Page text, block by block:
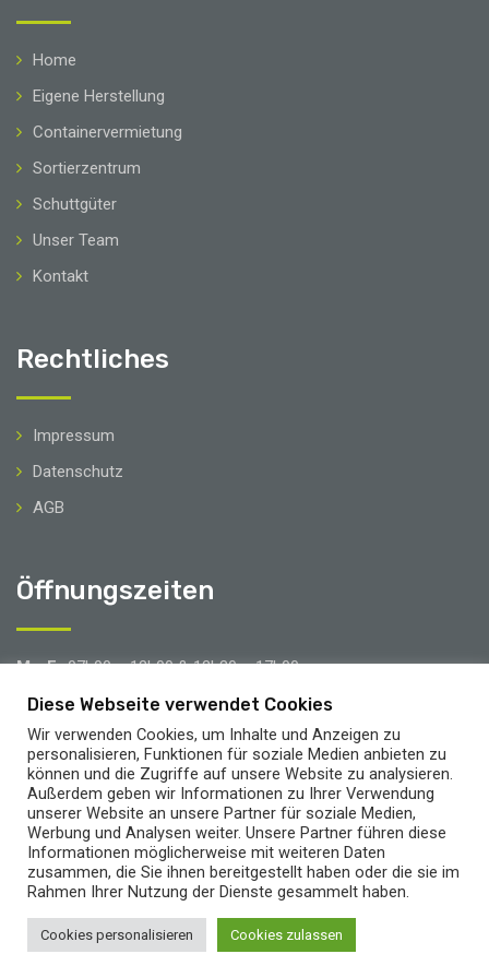
Home
Eigene Herstellung
Containervermietung
Sortierzentrum
Schuttgüter
Unser Team
Kontakt
Rechtliches
Impressum
Datenschutz
AGB
Öffnungszeiten
Mo-Fr07h00 – 12h00 & 12h30 – 17h00
Sa08h00 – 12h00
Brücken- & Urlaubstage
Media Designstudio
Diese Webseite verwendet Cookies
Wir verwenden Cookies, um Inhalte und Anzeigen zu
personalisieren, Funktionen für soziale Medien anbieten zu
können und die Zugriffe auf unsere Website zu analysieren.
Außerdem geben wir Informationen zu Ihrer Verwendung
unserer Website an unsere Partner für soziale Medien,
Werbung und Analysen weiter. Unsere Partner führen diese
Informationen möglicherweise mit weiteren Daten
zusammen, die Sie ihnen bereitgestellt haben oder die sie im
Rahmen Ihrer Nutzung der Dienste gesammelt haben.
Cookies personalisieren Cookies zulassen